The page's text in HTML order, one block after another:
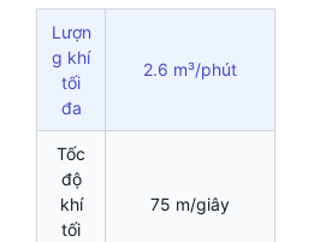
Lượn
g khí
tối
đa
2.6 m³/phút
Tốc
độ
khí
tối
75 m/giây